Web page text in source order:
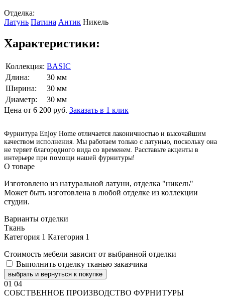
Отделка:
Латунь Патина Антик Никель
Характеристики:
Коллекция: BASIC
Длина:
30 мм
Ширина:
30 мм
Диаметр:
30 мм
Цена от 6 200 руб. Заказать в 1 клик
Фурнитура Enjoy Home отличается лаконичностью и высочайшим
качеством исполнения. Мы работаем только с латунью, поскольку она
не теряет благородного вида со временем. Расставьте акценты в
интерьере при помощи нашей фурнитуры!
О товаре
Изготовлено из натуральной латуни, отделка "никель"
Может быть изготовлена в любой отделке из коллекции
студии.
Варианты отделки
Ткань
Категория 1 Категория 1
Стоимость мебели зависит от выбранной отделки
Выполнить отделку тканью заказчика
выбрать и вернуться к покупке
01 04
СОБСТВЕННОЕ ПРОИЗВОДСТВО ФУРНИТУРЫ